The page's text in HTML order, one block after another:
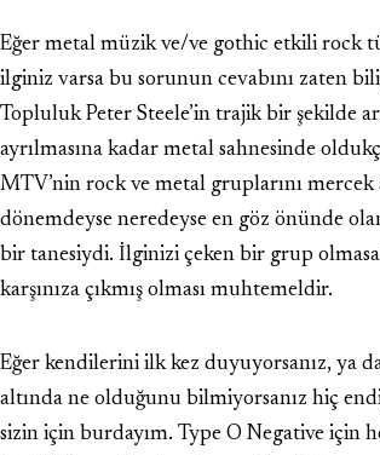
Eğer metal müzik ve/ve gothic etkili rock
ilginiz varsa bu sorunun cevabını zaten
Topluluk Peter Steele’in trajik bir şekilde
ayrılmasına kadar metal sahnesinde
MTV’nin rock ve metal gruplarını mercek
dönemdeyse neredeyse en göz önünde
bir tanesiydi. İlginizi çeken bir grup
karşınıza çıkmış olması muhtemeldir.
Eğer kendilerini ilk kez duyuyorsanız, ya
altında ne olduğunu bilmiyorsanız hiç
sizin için burdayım. Type O Negative için